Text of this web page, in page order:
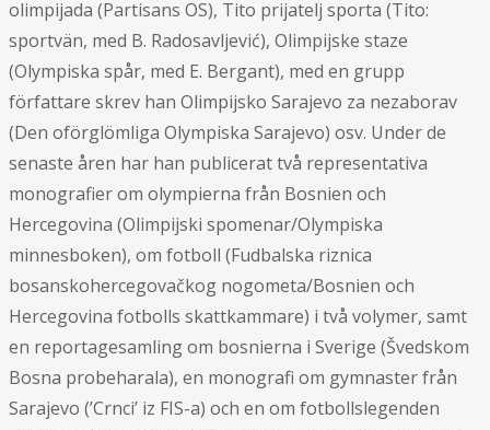
olimpijada (Partisans OS), Tito prijatelj sporta (Tito:
sportvän, med B. Radosavljević), Olimpijske staze
(Olympiska spår, med E. Bergant), med en grupp
författare skrev han Olimpijsko Sarajevo za nezaborav
(Den oförglömliga Olympiska Sarajevo) osv. Under de
senaste åren har han publicerat två representativa
monografier om olympierna från Bosnien och
Hercegovina (Olimpijski spomenar/Olympiska
minnesboken), om fotboll (Fudbalska riznica
bosanskohercegovačkog nogometa/Bosnien och
Hercegovina fotbolls skattkammare) i två volymer, samt
en reportagesamling om bosnierna i Sverige (Švedskom
Bosna probeharala), en monografi om gymnaster från
Sarajevo (’Crnci’ iz FIS-a) och en om fotbollslegenden